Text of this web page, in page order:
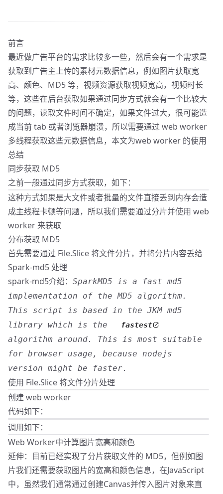
前言
最近做广告平台的需求比较多一些，然后会有一个需求是
获取到广告主上传的素材元数据信息，例如图片获取宽
高、颜色、MD5 等，视频资源获取视频宽高，视频时长
等，这些在后台获取如果通过同步方式就会有一个比较大
的问题，读取文件时间不确定，如果文件过大，很可能造
成当前 tab 或者浏览器崩溃，所以需要通过 web worker
多线程获取这些元数据信息，本文为web worker 的使用
总结
同步获取 MD5
之前一般通过同步方式获取，如下：
这种方式如果是大文件或者批量的文件直接丢到内存会造
成主线程卡顿等问题，所以我们需要通过分片并使用 web
worker 来获取
分布获取 MD5
首先需要通过 File.Slice 将文件分片，并将分片内容丢给
Spark-md5 处理
spark-md5介绍： SparkMD5 is a fast md5
implementation of the MD5 algorithm.
This script is based in the JKM md5
library which is the
fastest
algorithm around. This is most suitable
for browser usage, because nodejs
version might be faster.
使用 File.Slice 将文件分片处理
创建 web worker
代码如下：
调用如下：
Web Worker中计算图片宽高和颜色
延伸：目前已经实现了分片获取文件的 MD5，但例如图
片我们还需要获取图片的宽高和颜色信息，在JavaScript
中，虽然我们通常通过创建Canvas并传入图片对象来直